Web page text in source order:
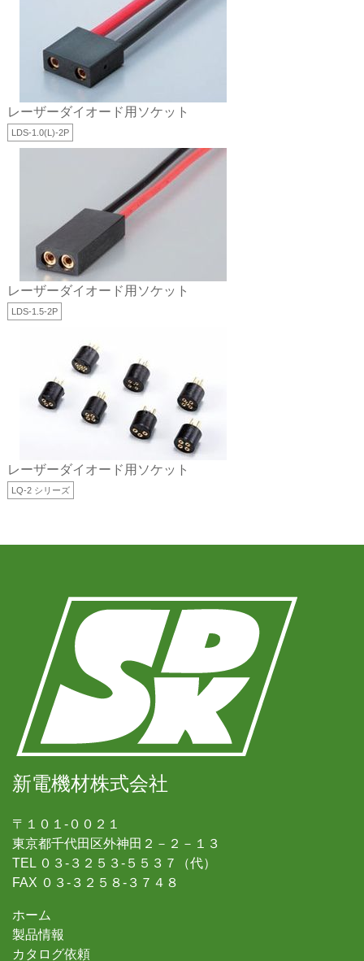
レーザーダイオード用ソケット
LDS-1.0(L)-2P
レーザーダイオード用ソケット
LDS-1.5-2P
レーザーダイオード用ソケット
LQ-2 シリーズ
新電機材株式会社
〒１０１-００２１
東京都千代田区外神田２－２－１３
TEL ０３-３２５３-５５３７（代）
FAX ０３-３２５８-３７４８
ホーム
製品情報
カタログ依頼